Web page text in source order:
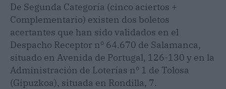
De Segunda Categoría (cinco aciertos +
Complementario) existen dos boletos
acertantes que han sido validados en el
Despacho Receptor nº 64.670 de Salamanca,
situado en Avenida de Portugal, 126-130 y en la
Administración de Loterías nº 1 de Tolosa
(Gipuzkoa), situada en Rondilla, 7.